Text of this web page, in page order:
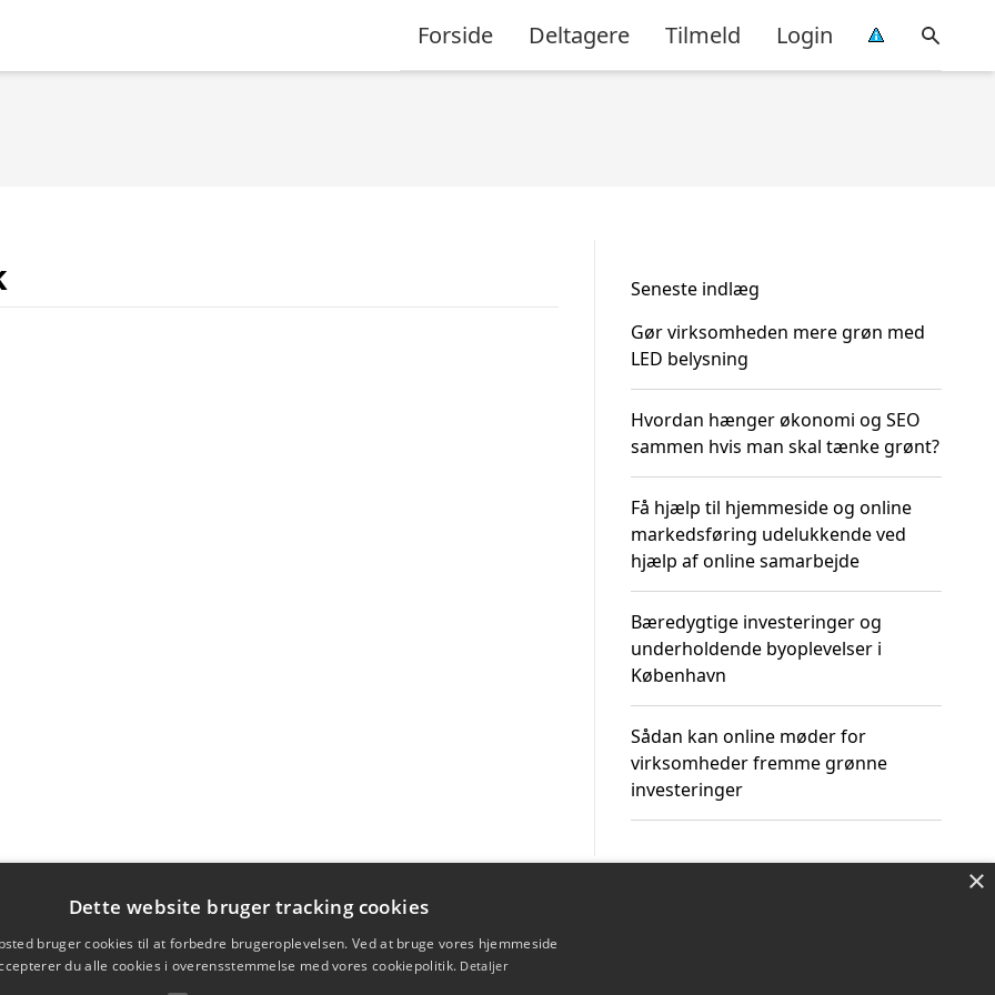
Forside Deltagere Tilmeld Login
Seneste indlæg
Gør virksomheden mere grøn med
LED belysning
Hvordan hænger økonomi og SEO
sammen hvis man skal tænke grønt?
Få hjælp til hjemmeside og online
markedsføring udelukkende ved
hjælp af online samarbejde
Bæredygtige investeringer og
underholdende byoplevelser i
København
Sådan kan online møder for
virksomheder fremme grønne
investeringer
×
Dette website bruger tracking cookies
bruger cookies til at forbedre brugeroplevelsen. Ved at bruge vores hjemmeside
du alle cookies i overensstemmelse med vores cookiepolitik. Detaljer